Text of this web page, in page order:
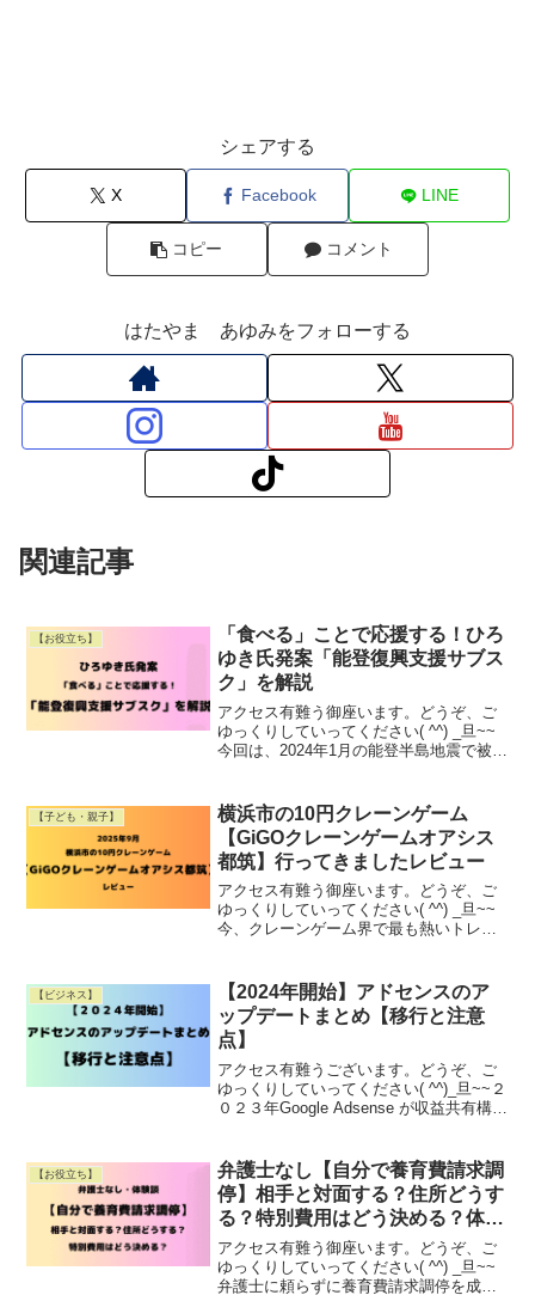
シェアする
X Facebook LINE
コピー コメント
はたやま あゆみをフォローする
関連記事
【お役立ち】
「食べる」ことで応援する！ひろ
ゆき氏発案「能登復興支援サブス
ク」を解説
アクセス有難う御座います。どうぞ、ご
ゆっくりしていってください( ^^) _旦~~
今回は、2024年1月の能登半島地震で被災
た「能登復興支援サブスク」をごRead
More
【子ども・親子】
横浜市の10円クレーンゲーム
【GiGOクレーンゲームオアシス
都筑】行ってきましたレビュー
アクセス有難う御座います。どうぞ、ご
ゆっくりしていってください( ^^) _旦~~
今、クレーンゲーム界で最も熱いトレン
の価格で楽しめるお店が、最近大きな話
題になっRead More
【ビジネス】
【2024年開始】アドセンスのア
ップデートまとめ【移行と注意
点】
アクセス有難うございます。どうぞ、ご
ゆっくりしていってください( ^^)_旦~~２
０２３年Google Adsense が収益共有構造
０％と大幅にアップしますので、アフィ
Read More
【お役立ち】
弁護士なし【自分で養育費請求調
停】相手と対面する？住所どうす
る？特別費用はどう決める？体験
談
アクセス有難う御座います。どうぞ、ご
ゆっくりしていってください( ^^) _旦~~
弁護士に頼らずに養育費請求調停を成功